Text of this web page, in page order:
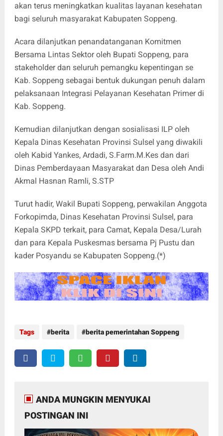
akan terus meningkatkan kualitas layanan kesehatan
bagi seluruh masyarakat Kabupaten Soppeng.
Acara dilanjutkan penandatanganan Komitmen
Bersama Lintas Sektor oleh Bupati Soppeng, para
stakeholder dan seluruh pemangku kepentingan se
Kab. Soppeng sebagai bentuk dukungan penuh dalam
pelaksanaan Integrasi Pelayanan Kesehatan Primer di
Kab. Soppeng.
Kemudian dilanjutkan dengan sosialisasi ILP oleh
Kepala Dinas Kesehatan Provinsi Sulsel yang diwakili
oleh Kabid Yankes, Ardadi, S.Farm.M.Kes dan dari
Dinas Pemberdayaan Masyarakat dan Desa oleh Andi
Akmal Hasnan Ramli, S.STP
Turut hadir, Wakil Bupati Soppeng, perwakilan Anggota
Forkopimda, Dinas Kesehatan Provinsi Sulsel, para
Kepala SKPD terkait, para Camat, Kepala Desa/Lurah
dan para Kepala Puskesmas bersama Pj Pustu dan
kader Posyandu se Kabupaten Soppeng.(*)
Tags berita berita pemerintahan Soppeng
ANDA MUNGKIN MENYUKAI
POSTINGAN INI